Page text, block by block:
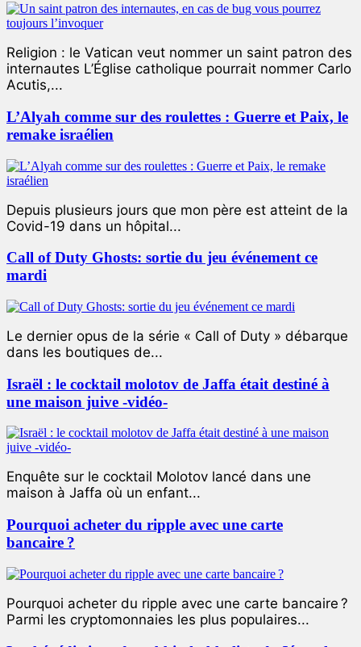
Religion : le Vatican veut nommer un saint patron des
internautes L’Église catholique pourrait nommer Carlo
Acutis,...
L’Alyah comme sur des roulettes : Guerre et Paix, le
remake israélien
Depuis plusieurs jours que mon père est atteint de la
Covid-19 dans un hôpital...
Call of Duty Ghosts: sortie du jeu événement ce
mardi
Le dernier opus de la série « Call of Duty » débarque
dans les boutiques de...
Israël : le cocktail molotov de Jaffa était destiné à
une maison juive -vidéo-
Enquête sur le cocktail Molotov lancé dans une
maison à Jaffa où un enfant...
Pourquoi acheter du ripple avec une carte
bancaire ?
Pourquoi acheter du ripple avec une carte bancaire ?
Parmi les cryptomonnaies les plus populaires...